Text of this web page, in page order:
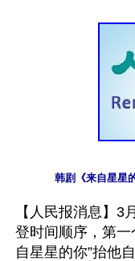
韩剧《来自星星
【人民报消息】3
登时间顺序，第
自星星的你”抬他